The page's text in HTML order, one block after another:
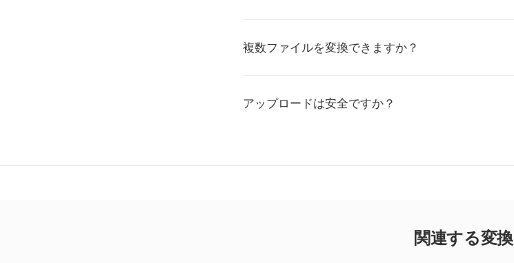
複数ファイルを変換できますか？
アップロードは安全ですか？
関連する変換